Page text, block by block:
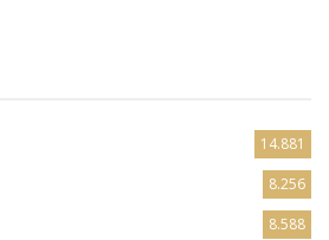
14.881
8.256
8.588